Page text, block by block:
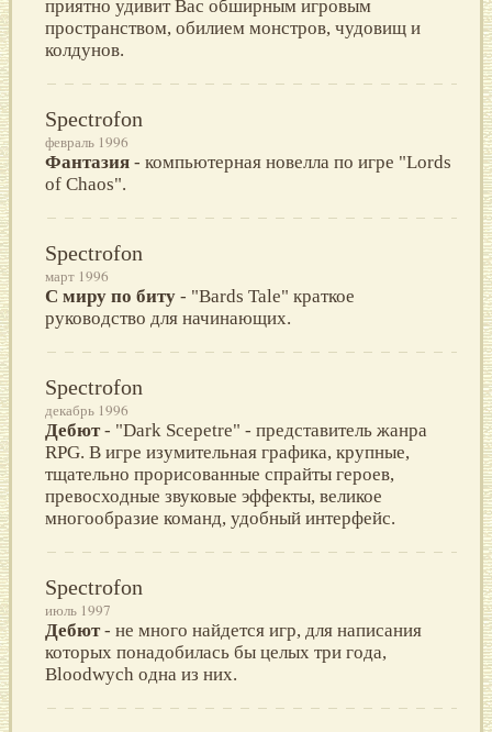
приятно удивит Вас обширным игровым
пространством, обилием монстров, чудовищ и
колдунов.
Spectrofon
февраль 1996
Фантазия - компьютерная новелла по игре "Lords
of Chaos".
Spectrofon
март 1996
С миру по биту - "Bards Tale" кpаткое
pуководство для начинающих.
Spectrofon
декабрь 1996
Дебют- "Dark Scepetre" - представитель жанра
RPG. В игре изумительная графика, крупные,
тщательно прорисованные спрайты героев,
превосходные звуковые эффекты, великое
многообразие команд, удобный интерфейс.
Spectrofon
июль 1997
Дебют- не много найдется игр, для написания
которых понадобилась бы целых три года,
Bloodwych одна из них.